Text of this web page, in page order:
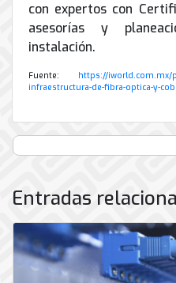
con expertos con
asesorías y
instalación.
Fuente:
https://iworld.com.mx/
infraestructura-de-fibra-optica-y-
Entradas